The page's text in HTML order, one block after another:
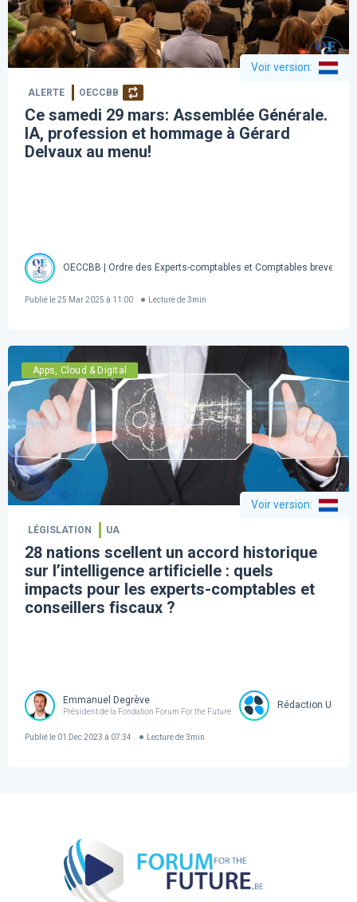
Voir version:
ALERTE OECCBB
Ce samedi 29 mars: Assemblée Générale.
IA, profession et hommage à Gérard
Delvaux au menu!
OECCBB | Ordre des Experts-comptables et Comptables brevetés
Publié le25 Mar 2025 à 11:00 Lecture de 3min
Apps, Cloud & Digital
Voir version:
LÉGISLATION UA
28 nations scellent un accord historique
sur l’intelligence artificielle : quels
impacts pour les experts-comptables et
conseillers fiscaux ?
Emmanuel Degrève
Président de la Fondation Forum For the Future
Rédaction
Publié le 01 Dec 2023 à 07:34 Lecture de 3min